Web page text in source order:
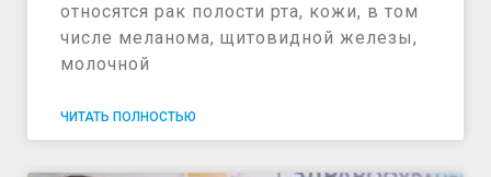
относятся рак полости рта, кожи, в том
числе меланома, щитовидной железы,
молочной
ЧИТАТЬ ПОЛНОСТЬЮ